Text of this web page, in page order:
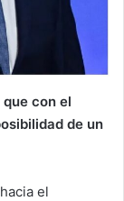
con el
de un
el